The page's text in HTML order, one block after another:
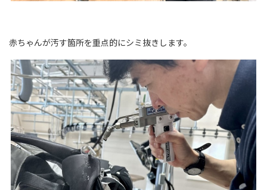
赤ちゃんが汚す箇所を重点的にシミ抜きします。